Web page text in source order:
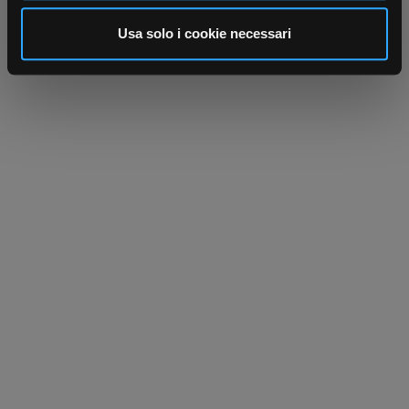
analizzare il nostro traffico. Condividiamo inoltre
informazioni sul modo in cui utilizza il nostro sito con i
nostri partner che si occupano di analisi dei dati web,
pubblicità e social media, i quali potrebbero combinarle
Usa solo i cookie necessari